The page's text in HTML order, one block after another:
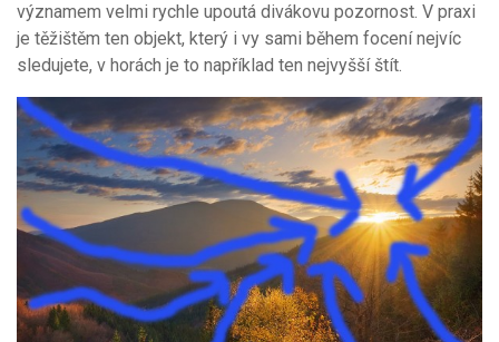
významem velmi rychle upoutá divákovu pozornost. V praxi
je těžištěm ten objekt, který i vy sami během focení nejvíc
sledujete, v horách je to například ten nejvyšší štít.